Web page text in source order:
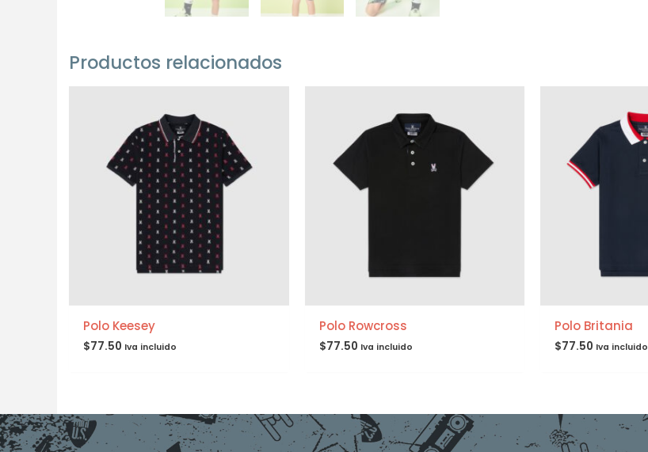
Productos relacionados
Polo Keesey
$77.50 Iva incluido
Polo Rowcross
$77.50 Iva incluido
Polo Britania
$77.50 Iva incluido